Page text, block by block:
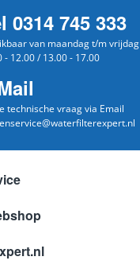
0314 745 333
van maandag t/m vrijdag
- 12.00 / 13.00 - 17.00
technische vraag via Email